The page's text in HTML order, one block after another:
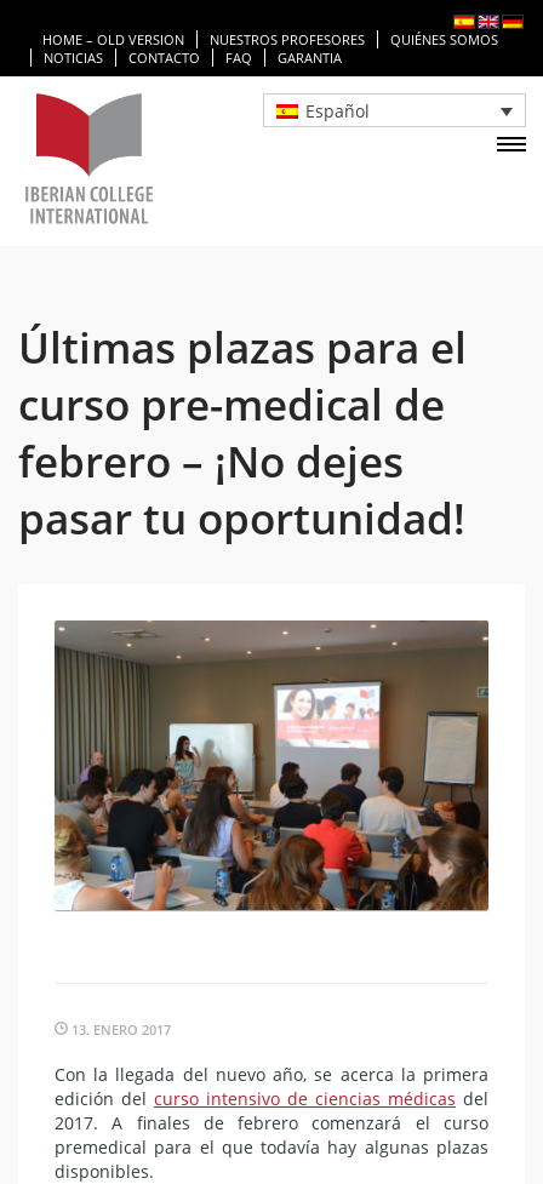
HOME – OLD VERSION NUESTROS PROFESORES
QUIÉNES SOMOS
NOTICIAS
CONTACTO FAQ GARANTIA
Español
Últimas plazas para el
curso pre-medical de
febrero – ¡No dejes
pasar tu oportunidad!
13. ENERO 2017
Con la llegada del nuevo año, se acerca la primera
edición del curso intensivo de ciencias médicas del
2017. A finales de febrero comenzará el curso
premedical para el que todavía hay algunas plazas
disponibles.